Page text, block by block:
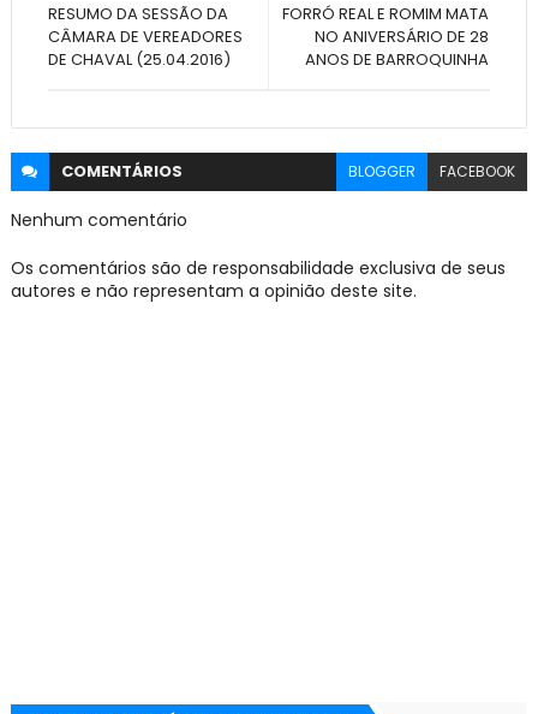
FORRÓ REAL E ROMIM MATA
NO ANIVERSÁRIO DE 28
ANOS DE BARROQUINHA
RESUMO DA SESSÃO DA
CÂMARA DE VEREADORES
DE CHAVAL (25.04.2016)
COMENTÁRIOS BLOGGER FACEBOOK
Nenhum comentário
Os comentários são de responsabilidade exclusiva de seus
autores e não representam a opinião deste site.